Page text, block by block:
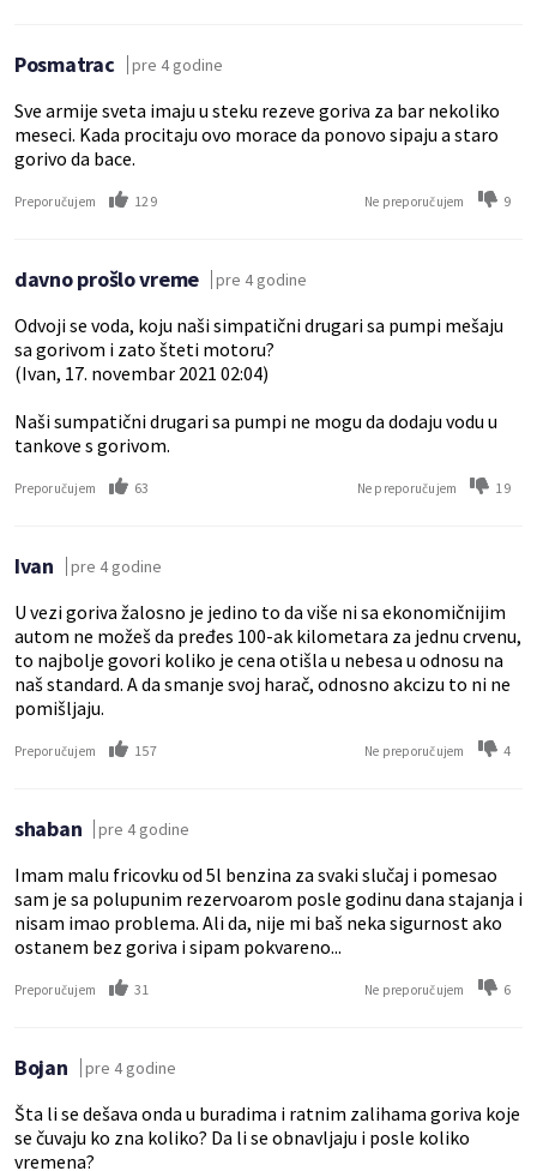
Posmatrac pre 4 godine
Sve armije sveta imaju u steku rezeve goriva za bar nekoliko
meseci. Kada procitaju ovo morace da ponovo sipaju a staro
gorivo da bace.
Preporučujem 129 Ne preporučujem 9
davno prošlo vreme pre 4 godine
Odvoji se voda, koju naši simpatični drugari sa pumpi mešaju
sa gorivom i zato šteti motoru?
(Ivan, 17. novembar 2021 02:04)
Naši sumpatični drugari sa pumpi ne mogu da dodaju vodu u
tankove s gorivom.
Preporučujem 63 Ne preporučujem 19
Ivan pre 4 godine
U vezi goriva žalosno je jedino to da više ni sa ekonomičnijim
autom ne možeš da pređes 100-ak kilometara za jednu crvenu,
to najbolje govori koliko je cena otišla u nebesa u odnosu na
naš standard. A da smanje svoj harač, odnosno akcizu to ni ne
pomišljaju.
Preporučujem 157 Ne preporučujem 4
shaban pre 4 godine
Imam malu fricovku od 5l benzina za svaki slučaj i pomesao
sam je sa polupunim rezervoarom posle godinu dana stajanja i
nisam imao problema. Ali da, nije mi baš neka sigurnost ako
ostanem bez goriva i sipam pokvareno...
Preporučujem 31 Ne preporučujem 6
Bojan pre 4 godine
Šta li se dešava onda u buradima i ratnim zalihama goriva koje
se čuvaju ko zna koliko? Da li se obnavljaju i posle koliko
vremena?